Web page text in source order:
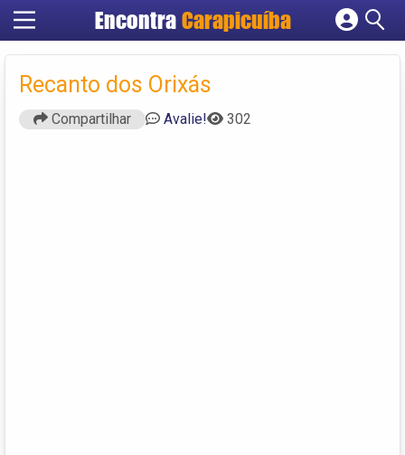
EncontraCarapicuíba
Cadastrar empresa
Criar conta
Recanto dos Orixás
Compartilhar Avalie! 302